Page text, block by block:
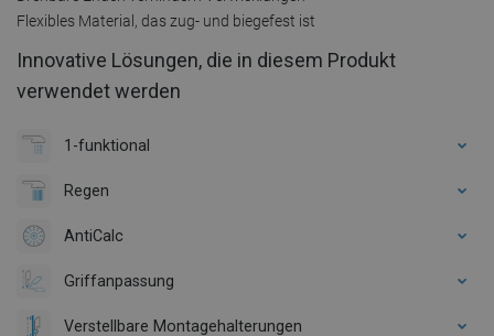
Flexibles Material, das zug- und biegefest ist
Innovative Lösungen, die in diesem Produkt
verwendet werden
1-funktional
Regen
AntiCalc
Griffanpassung
Verstellbare Montagehalterungen